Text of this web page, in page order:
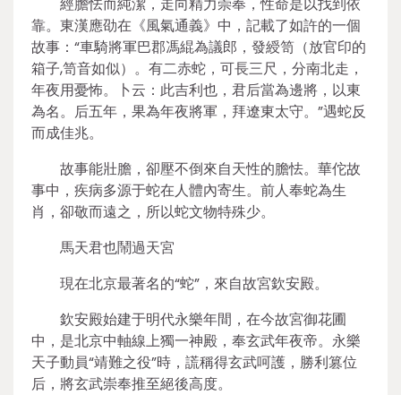
靠。東漢應劭在《風氣通義》中，記載了如許的一個
故事：“車騎將軍巴郡馮緄為議郎，發綬笥（放官印的
箱子,笥音如似）。有二赤蛇，可長三尺，分南北走，
年夜用憂怖。卜云：此吉利也，君后當為邊將，以東
為名。后五年，果為年夜將軍，拜遼東太守。”遇蛇反
而成佳兆。
故事能壯膽，卻壓不倒來自天性的膽怯。華佗故
事中，疾病多源于蛇在人體內寄生。前人奉蛇為生
肖，卻敬而遠之，所以蛇文物特殊少。
馬天君也鬧過天宮
現在北京最著名的“蛇”，來自故宮欽安殿。
欽安殿始建于明代永樂年間，在今故宮御花圃
中，是北京中軸線上獨一神殿，奉玄武年夜帝。永樂
天子動員“靖難之役”時，謊稱得玄武呵護，勝利篡位
后，將玄武崇奉推至絕後高度。